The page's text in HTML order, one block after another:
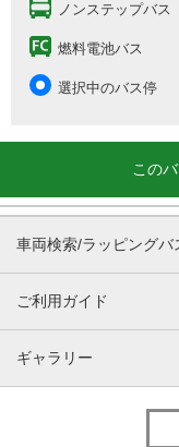
ノンステップバス
燃料電池バス
選択中のバス停
この
車両検索/ラッピングバ
ご利用ガイド
ギャラリー